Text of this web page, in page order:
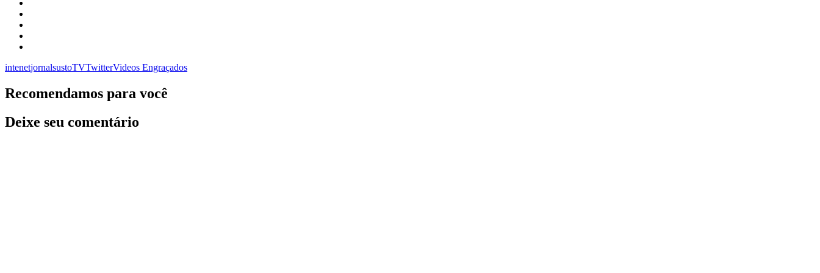
intenetjornalsustoTVTwitterVideos Engraçados
Recomendamos para você
Deixe seu comentário